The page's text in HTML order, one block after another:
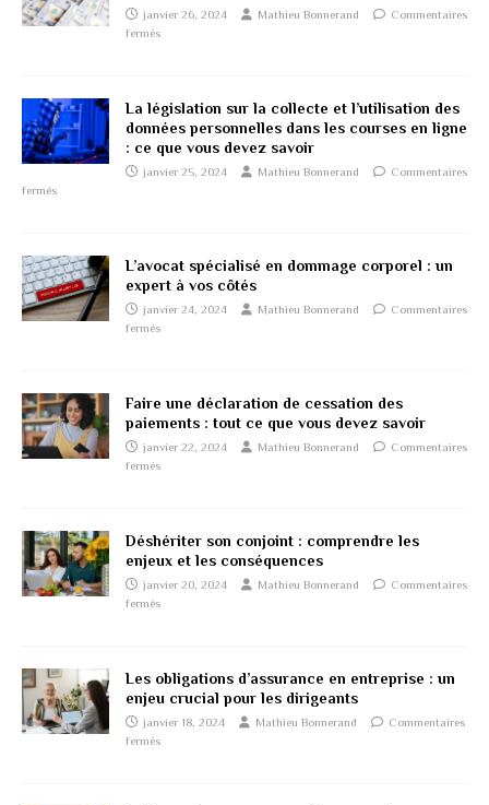
janvier 26, 2024 Mathieu Bonnerand
Commentaires
fermés
La législation sur la collecte et l’utilisation des
données personnelles dans les courses en ligne
: ce que vous devez savoir
janvier 25, 2024 Mathieu Bonnerand
Commentaires
fermés
L’avocat spécialisé en dommage corporel : un
expert à vos côtés
janvier 24, 2024 Mathieu Bonnerand
Commentaires
fermés
Faire une déclaration de cessation des
paiements : tout ce que vous devez savoir
janvier 22, 2024 Mathieu Bonnerand
Commentaires
fermés
Déshériter son conjoint : comprendre les
enjeux et les conséquences
janvier 20, 2024 Mathieu Bonnerand
Commentaires
fermés
Les obligations d’assurance en entreprise : un
enjeu crucial pour les dirigeants
janvier 18, 2024 Mathieu Bonnerand
Commentaires
fermés